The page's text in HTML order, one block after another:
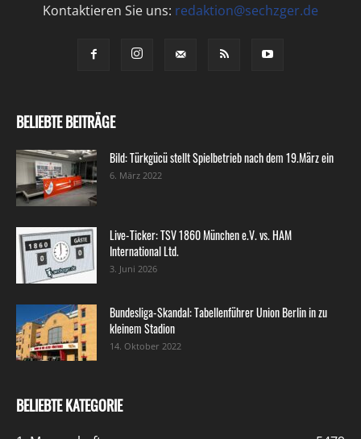
Kontaktieren Sie uns: redaktion@sechzger.de
BELIEBTE BEITRÄGE
Bild: Türkgücü stellt Spielbetrieb nach dem 19.März ein
6. März 2022
Live-Ticker: TSV 1860 München e.V. vs. HAM
International Ltd.
3. Juni 2026
Bundesliga-Skandal: Tabellenführer Union Berlin in zu
kleinem Stadion
14. Oktober 2022
BELIEBTE KATEGORIE